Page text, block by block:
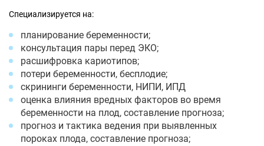
Специализируется на:
планирование беременности;
консультация пары перед ЭКО;
расшифровка кариотипов;
потери беременности, бесплодие;
скрининги беременности, НИПИ, ИПД
оценка влияния вредных факторов во время
беременности на плод, составление прогноза;
прогноз и тактика ведения при выявленных
пороках плода, составление прогноза;